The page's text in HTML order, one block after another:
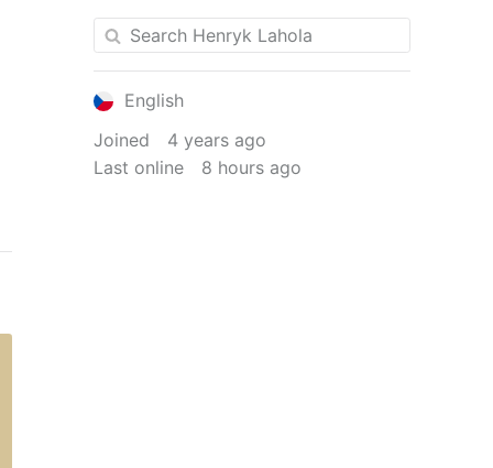
English
Joined
4 years ago
Last online
8 hours ago